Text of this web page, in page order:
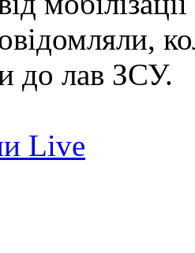
до лав ЗСУ.
Live